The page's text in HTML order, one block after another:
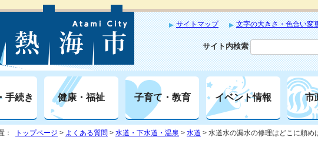
サイトマップ 文字の大きさ・色合い変
サイト内検索
手続き 健康・福祉 子育て・教育 イベント情報 市
： トップページ > よくある質問 > 水道・下水道・温泉 > 水道 > 水道水の漏水の修理はどこに頼め